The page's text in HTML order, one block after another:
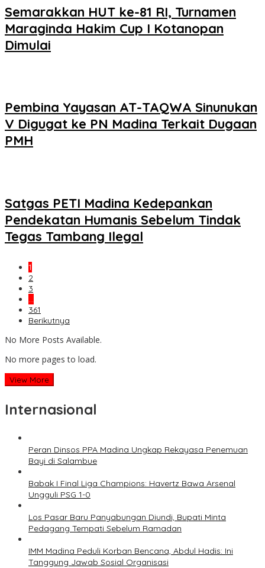
Semarakkan HUT ke-81 RI, Turnamen
Maraginda Hakim Cup I Kotanopan
Dimulai
Pembina Yayasan AT-TAQWA Sinunukan
V Digugat ke PN Madina Terkait Dugaan
PMH
Satgas PETI Madina Kedepankan
Pendekatan Humanis Sebelum Tindak
Tegas Tambang Ilegal
1
2
3
…
361
Berikutnya
No More Posts Available.
No more pages to load.
View More
Internasional
Peran Dinsos PPA Madina Ungkap Rekayasa Penemuan
Bayi di Salambue
Babak I Final Liga Champions: Havertz Bawa Arsenal
Ungguli PSG 1-0
Los Pasar Baru Panyabungan Diundi, Bupati Minta
Pedagang Tempati Sebelum Ramadan
IMM Madina Peduli Korban Bencana, Abdul Hadis: Ini
Tanggung Jawab Sosial Organisasi